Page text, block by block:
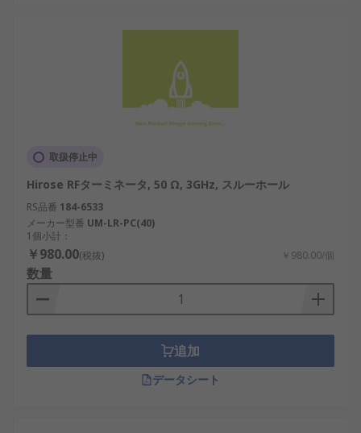
取扱停止中
Hirose RFターミネータ, 50 Ω, 3GHz, スルーホール
RS品番 184-6533
メーカー型番 UM-LR-PC(40)
1個小計：
￥980.00(税抜) ￥980.00/個
数量
追加
データシート